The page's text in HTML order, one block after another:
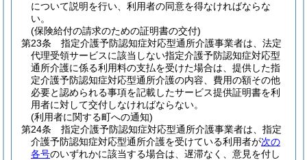
について説明を行い、利用者の同意を得なければならな
い。
(保険給付の請求のための証明書の交付)
第23条
指定介護予防認知症対応型通所介護事業者は、法定
代理受領サービスに該当しない指定介護予防認知症対応型
通所介護に係る利用料の支払を受けた場合は、提供した指
定介護予防認知症対応型通所介護の内容、費用の額その他
必要と認められる事項を記載したサービス提供証明書を利
用者に対して交付しなければならない。
(利用者に関する町への通知)
第24条
指定介護予防認知症対応型通所介護事業者は、指定
介護予防認知症対応型通所介護を受けている利用者が次の
各号のいずれかに該当する場合は、遅滞なく、意見を付し